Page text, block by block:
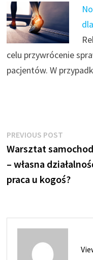
celu przywrócenie
pacjentów. W
Nawigacja
wpisu
PREVIOUS POSTPrevious
post:
Warsztat
– własna
praca u kogoś?